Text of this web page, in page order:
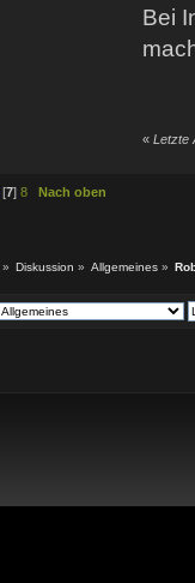
Bei
« Letzte
[7] 8 Nach oben
» Diskussion » Allgemeines »